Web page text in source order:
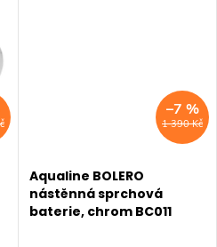
1 390 Kč
–7 %
Aqualine BOLERO
nástěnná sprchová
baterie, chrom BC011